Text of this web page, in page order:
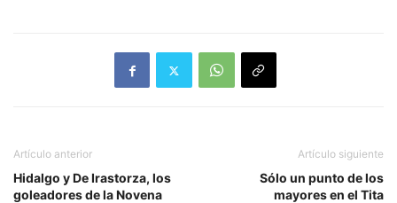
Artículo anterior
Hidalgo y De Irastorza, los
goleadores de la Novena
Artículo siguiente
Sólo un punto de los
mayores en el Tita